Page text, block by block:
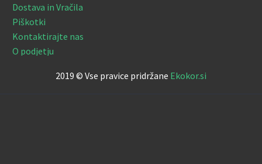
Dostava in Vračila
Piškotki
Kontaktirajte nas
O podjetju
2019 © Vse pravice pridržane Ekokor.si